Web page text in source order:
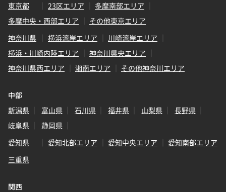
東京都
23区エリア
多摩南部エリア
多摩中央・西部エリア
その他東京エリア
神奈川県
横浜湾岸エリア
川崎湾岸エリア
横浜・川崎内陸エリア
神奈川県央エリア
神奈川県西エリア
湘南エリア その他神奈川エリア
中部
新潟県
富山県 石川県 福井県 山梨県
長野県
岐阜県
静岡県
愛知県
愛知北部エリア 愛知中央エリア
愛知南部エリア
三重県
関西